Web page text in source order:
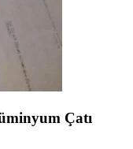
Çatı